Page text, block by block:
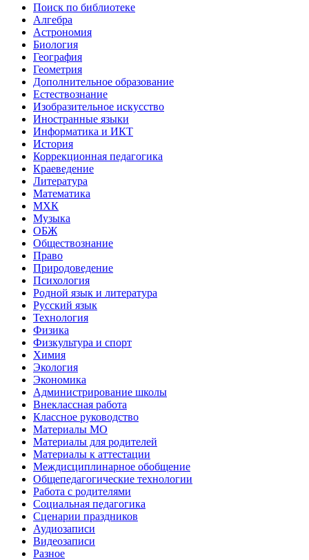
Поиск по библиотеке
Алгебра
Астрономия
Биология
География
Геометрия
Дополнительное образование
Естествознание
Изобразительное искусство
Иностранные языки
Информатика и ИКТ
История
Коррекционная педагогика
Краеведение
Литература
Математика
МХК
Музыка
ОБЖ
Обществознание
Право
Природоведение
Психология
Родной язык и литература
Русский язык
Технология
Физика
Физкультура и спорт
Химия
Экология
Экономика
Администрирование школы
Внеклассная работа
Классное руководство
Материалы МО
Материалы для родителей
Материалы к аттестации
Междисциплинарное обобщение
Общепедагогические технологии
Работа с родителями
Социальная педагогика
Сценарии праздников
Аудиозаписи
Видеозаписи
Разное